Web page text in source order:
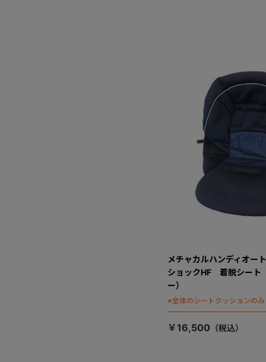
メチャカルハンディオ
ショックHF 着脱シート
ー）
※全体のシートクッションの
￥16,500